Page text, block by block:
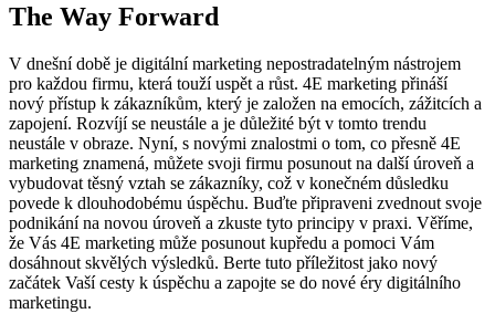
The Way Forward
V dnešní době je digitální marketing nepostradatelným nástrojem
pro každou firmu, která touží uspět a růst. 4E marketing přináší
nový přístup k zákazníkům, který je založen na emocích, zážitcích a
zapojení. Rozvíjí se neustále a je důležité být v tomto trendu
neustále v obraze. Nyní, s novými znalostmi o tom, co přesně 4E
marketing znamená, můžete svoji firmu posunout na další úroveň a
vybudovat těsný vztah se zákazníky, což v konečném důsledku
povede k dlouhodobému úspěchu. Buďte připraveni zvednout svoje
podnikání na novou úroveň a zkuste tyto principy v praxi. Věříme,
že Vás 4E marketing může posunout kupředu a pomoci Vám
dosáhnout skvělých výsledků. Berte tuto příležitost jako nový
začátek Vaší cesty k úspěchu a zapojte se do nové éry digitálního
marketingu.